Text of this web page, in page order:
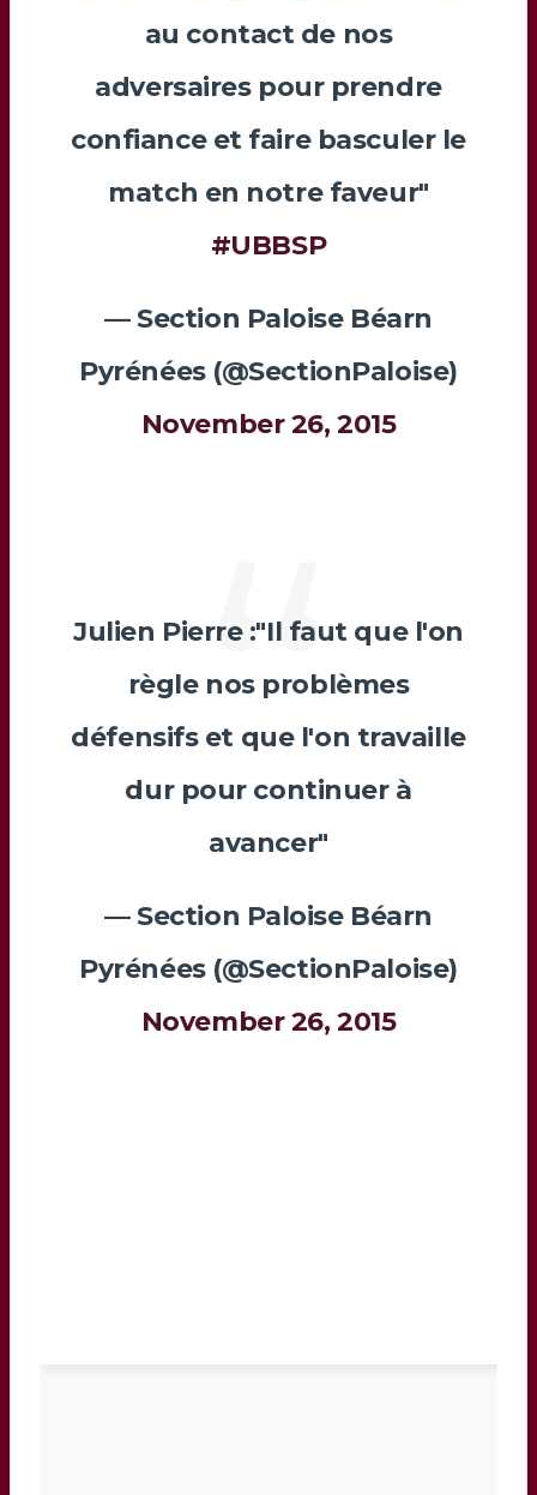
au contact de nos
adversaires pour prendre
confiance et faire basculer le
match en notre faveur"
#UBBSP
— Section Paloise Béarn
Pyrénées (@SectionPaloise)
November 26, 2015
Julien Pierre :"Il faut que l'on
règle nos problèmes
défensifs et que l'on travaille
dur pour continuer à
avancer"
— Section Paloise Béarn
Pyrénées (@SectionPaloise)
November 26, 2015